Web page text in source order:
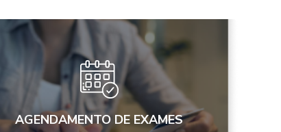
AGENDAMENTO DE EXAMES